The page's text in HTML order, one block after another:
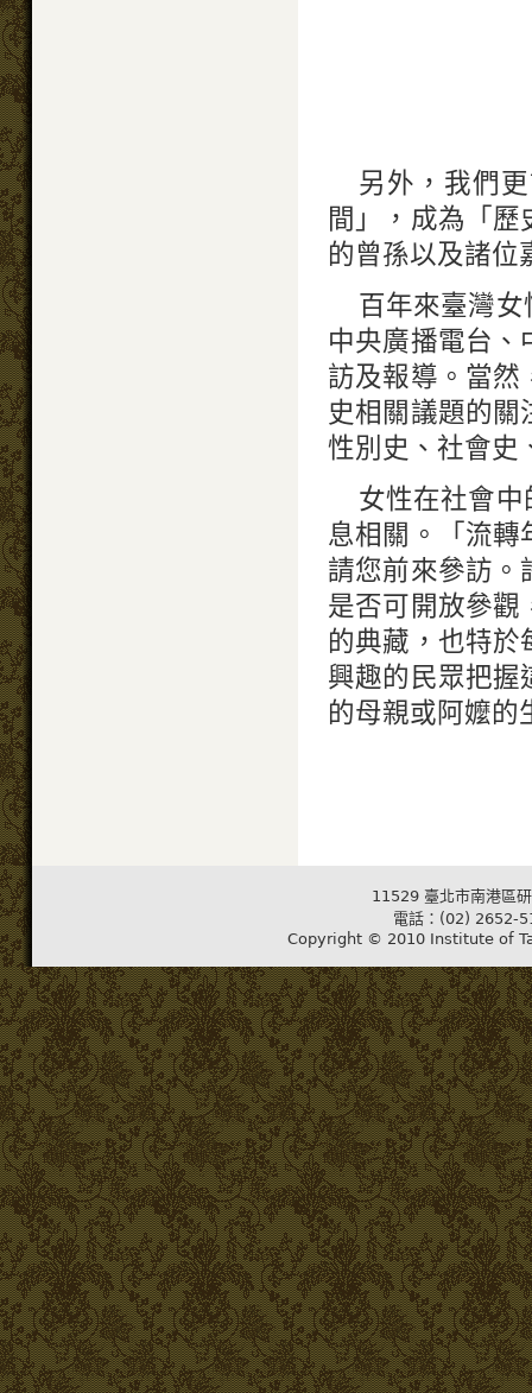
另外，我們
間」，成為「
的曾孫以及諸位
百年來臺灣
中央廣播電台
訪及報導。當然
史相關議題的
性別史、社會史
女性在社會
息相關。「流
請您前來參訪。
是否可開放參觀
的典藏，也特
興趣的民眾把握
的母親或阿嬤的
11529 臺北市南港區
電話：(02) 2652-
Copyright © 2010 Institute of